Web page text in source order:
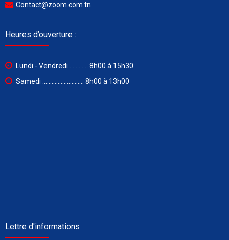
Contact@zoom.com.tn
Heures d’ouverture :
Lundi - Vendredi ............ 8h00 à 15h30
Samedi ........................... 8h00 à 13h00
Lettre d'informations